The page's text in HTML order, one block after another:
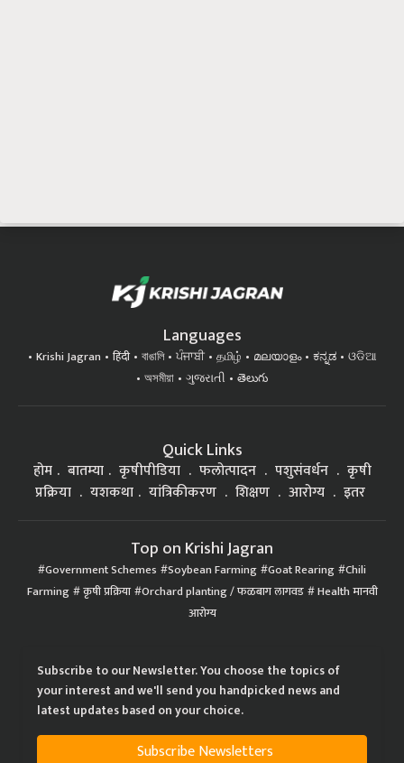
Languages
Krishi Jagran हिंदी বাঙালি ਪੰਜਾਬੀ தமிழ் മലയാളം ಕನ್ನಡ
ଓଡିଆ
অসমীয়া
ગુજરાતી తెలుగు
Quick Links
होम बातम्या कृषीपीडिया फलोत्पादन पशुसंवर्धन
कृषी
प्रक्रिया
यशकथा यांत्रिकीकरण शिक्षण आरोग्य इतर
Top on Krishi Jagran
Government Schemes Soybean Farming Goat Rearing Chili
Farming कृषी प्रक्रिया Orchard planting / फळबाग लागवड Health मानवी
आरोग्य
Subscribe to our Newsletter. You choose the topics of
your interest and we'll send you handpicked news and
latest updates based on your choice.
Subscribe Newsletters